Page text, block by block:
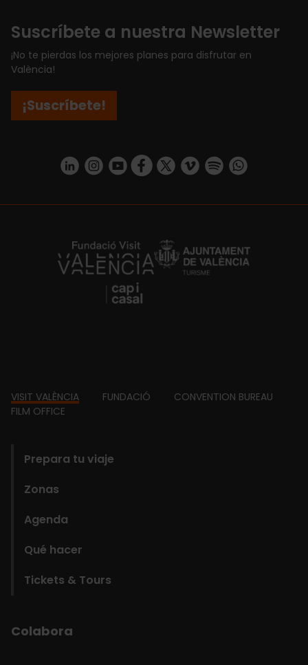
Suscríbete a nuestra Newsletter
¡No te pierdas los mejores planes para disfrutar en
València!
¡Suscríbete!
https://www.linkedin.com/company/turismo-valencia/mycompany/
https://www.instagram.com/visit_valencia/
https://www.youtube.com/user/
https://www.facebook.com/
https://twitter.com/
https://vimeo.com/
https://https://api.whatsapp.com/
https://fundacion.visitvalencia.com/
Footer
VISIT VALÈNCIA FUNDACIÓ
CONVENTION BUREAU
FILM OFFICE
Prepara tu viaje
Zonas
Agenda
Qué hacer
Tickets & Tours
Colabora